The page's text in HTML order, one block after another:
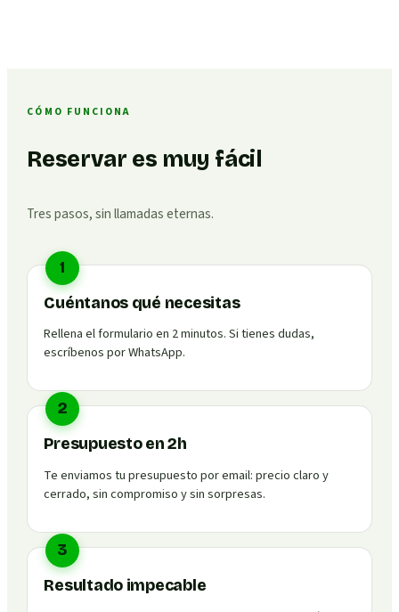
CÓMO FUNCIONA
Reservar es muy fácil
Tres pasos, sin llamadas eternas.
1
Cuéntanos qué necesitas
Rellena el formulario en 2 minutos. Si tienes dudas,
escríbenos por WhatsApp.
2
Presupuesto en 2h
Te enviamos tu presupuesto por email: precio claro y
cerrado, sin compromiso y sin sorpresas.
3
Resultado impecable